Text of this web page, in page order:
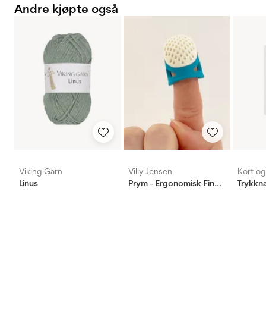
Andre kjøpte også
Viking Garn
Linus
Villy Jensen
Prym - Ergonomisk Fingerbøl, X-Large
Kort